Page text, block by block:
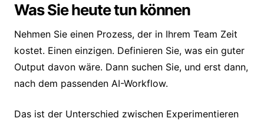
Was Sie heute tun können
Nehmen Sie einen Prozess, der in Ihrem Team Zeit
kostet. Einen einzigen. Definieren Sie, was ein guter
Output davon wäre. Dann suchen Sie, und erst dann,
nach dem passenden AI-Workflow.
Das ist der Unterschied zwischen Experimentieren